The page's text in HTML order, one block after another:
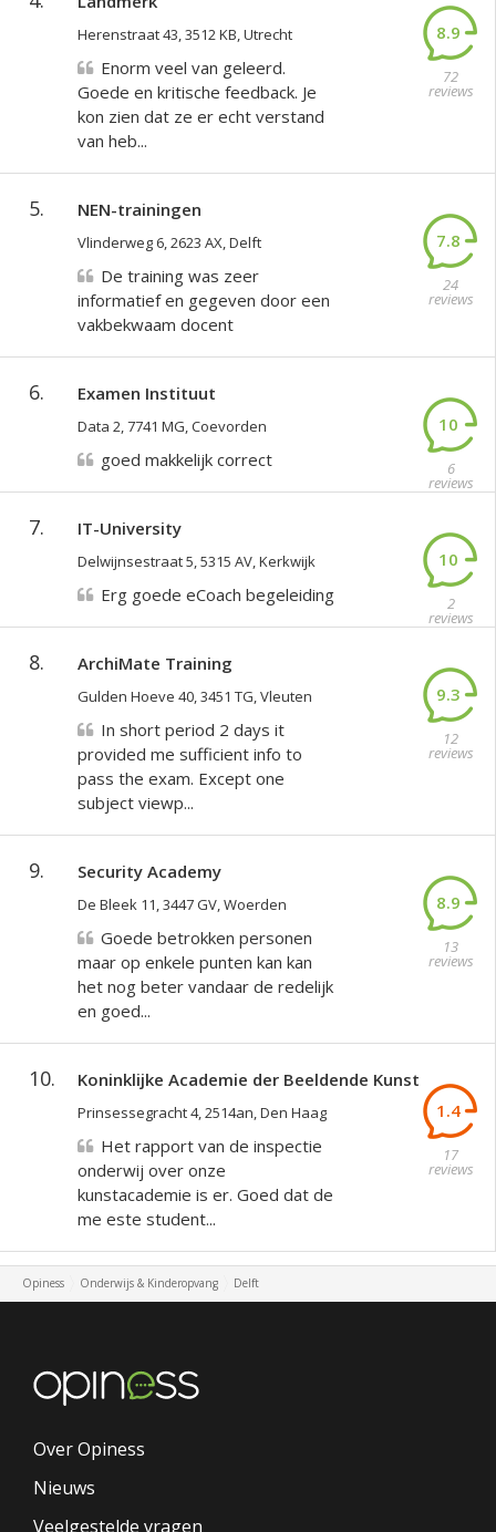
Herenstraat 43, 3512 KB, Utrecht 8.9
72
reviews
Enorm veel van geleerd.
Goede en kritische feedback. Je
kon zien dat ze er echt verstand
van heb...
5. NEN-trainingen
Vlinderweg 6, 2623 AX, Delft 7.8
24
reviews
De training was zeer
informatief en gegeven door een
vakbekwaam docent
6. Examen Instituut
Data 2, 7741 MG, Coevorden 10
6
reviews
goed makkelijk correct
7. IT-University
Delwijnsestraat 5, 5315 AV, Kerkwijk 10
2
reviews
Erg goede eCoach begeleiding
8. ArchiMate Training
Gulden Hoeve 40, 3451 TG, Vleuten 9.3
12
reviews
In short period 2 days it
provided me sufficient info to
pass the exam. Except one
subject viewp...
9. Security Academy
De Bleek 11, 3447 GV, Woerden 8.9
13
reviews
Goede betrokken personen
maar op enkele punten kan kan
het nog beter vandaar de redelijk
en goed...
10. Koninklijke Academie der Beeldende Kunst
Prinsessegracht 4, 2514an, Den Haag 1.4
17
reviews
Het rapport van de inspectie
onderwij over onze
kunstacademie is er. Goed dat de
me este student...
Opiness Onderwijs & Kinderopvang Delft
Over Opiness
Nieuws
Veelgestelde vragen